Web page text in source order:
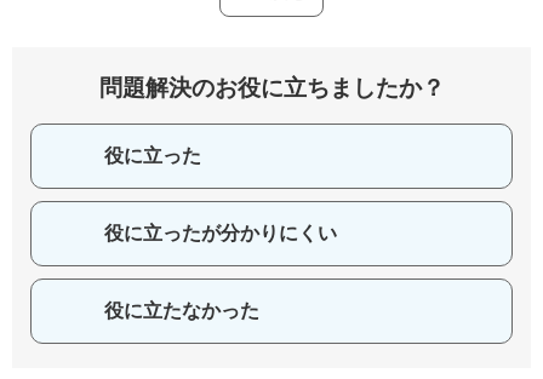
問題解決のお役に立ちましたか？
役に立った
役に立ったが分かりにくい
役に立たなかった